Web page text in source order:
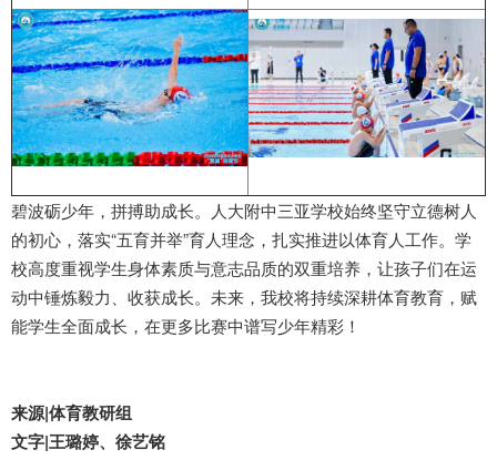
碧波砺少年，拼搏助成长。人大附中三亚学校始终坚守立德树人
的初心，落实“五育并举”育人理念，扎实推进以体育人工作。学
校高度重视学生身体素质与意志品质的双重培养，让孩子们在运
动中锤炼毅力、收获成长。未来，我校将持续深耕体育教育，赋
能学生全面成长，在更多比赛中谱写少年精彩！
来源|体育教研组
文字|王璐婷、徐艺铭